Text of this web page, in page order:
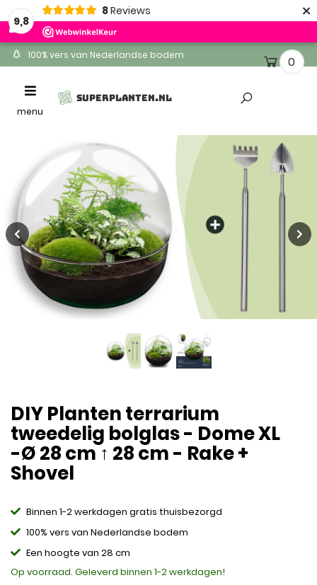
9,8
8Reviews ×
100% vers van Nederlandse bodem
Altijd gratis levering
Toggle
navigation
menu
SUPERPLANTEN.NL
0
DIY Planten terrarium
tweedelig bolglas - Dome XL
-Ø 28 cm ↑ 28 cm - Rake +
Shovel
Binnen 1-2 werkdagen gratis thuisbezorgd
100% vers van Nederlandse bodem
Een hoogte van 28 cm
Op voorraad. Geleverd binnen 1-2 werkdagen!